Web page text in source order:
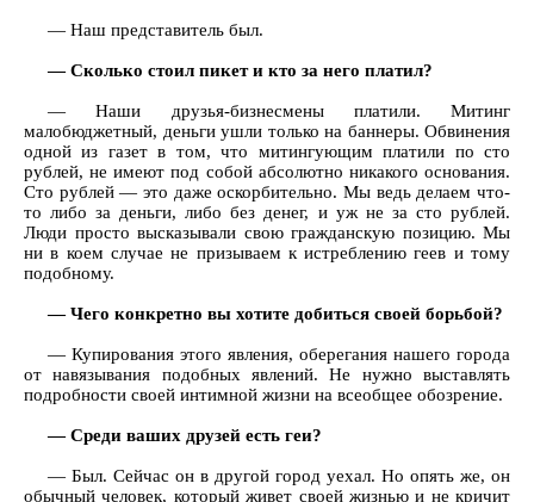
— Наш представитель был.
— Сколько стоил пикет и кто за него платил?
— Наши друзья-бизнесмены платили. Митинг
малобюджетный, деньги ушли только на баннеры. Обвинения
одной из газет в том, что митингующим платили по сто
рублей, не имеют под собой абсолютно никакого основания.
Сто рублей — это даже оскорбительно. Мы ведь делаем что-
то либо за деньги, либо без денег, и уж не за сто рублей.
Люди просто высказывали свою гражданскую позицию. Мы
ни в коем случае не призываем к истреблению геев и тому
подобному.
— Чего конкретно вы хотите добиться своей борьбой?
— Купирования этого явления, оберегания нашего города
от навязывания подобных явлений. Не нужно выставлять
подробности своей интимной жизни на всеобщее обозрение.
— Среди ваших друзей есть геи?
— Был. Сейчас он в другой город уехал. Но опять же, он
обычный человек, который живет своей жизнью и не кричит